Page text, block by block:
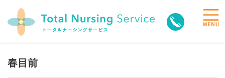
toggle
春目前